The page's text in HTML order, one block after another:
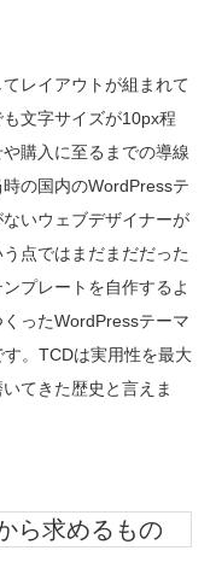
レイアウトが組まれて
文字サイズが10px程
購入に至るまでの導線
の国内のWordPressテ
いウェブデザイナーが
点ではまだまだだった
プレートを自作するよ
ったWordPressテーマ
。TCDは実用性を最大
てきた歴史と言えま
ら求めるもの